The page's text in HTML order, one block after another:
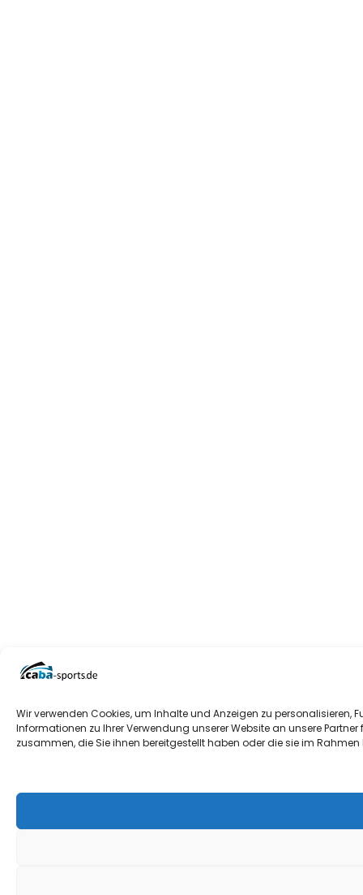
Wir verwenden Cookies, um Inhalte und Anzeigen zu
Informationen zu Ihrer Verwendung unserer Website an unsere
zusammen, die Sie ihnen bereitgestellt haben oder die sie im